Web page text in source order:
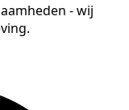
- wij